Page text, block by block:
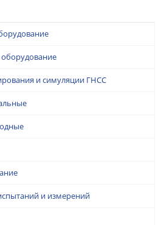
и симуляции ГНСС
и измерений